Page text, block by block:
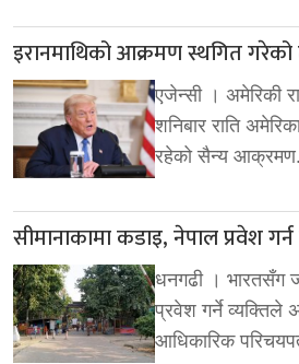
इरानमाथिको आक्रमण स्थगित गरेको
एजेन्सी । अमेरिकी
शनिबार राति
रहेको सैन्य
सीमानाकामा कडाइ, नेपाल प्रवेश गर्न
धनगढी । भारतसँग
प्रवेश गर्ने व्यक्तिले
आधिकारिक